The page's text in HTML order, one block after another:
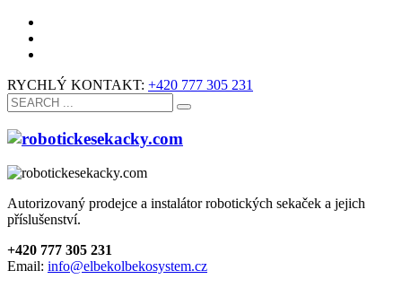
RYCHLÝ KONTAKT: +420 777 305 231
Autorizovaný prodejce a instalátor robotických sekaček a jejich
příslušenství.
+420 777 305 231
Email: info@elbekolbekosystem.cz